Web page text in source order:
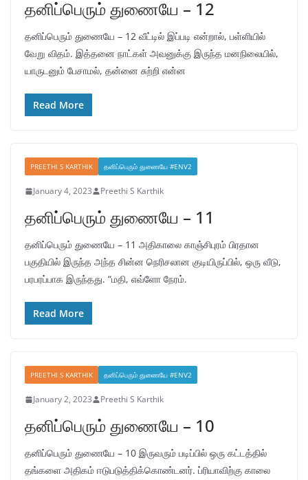
தனிப்பெரும் துணையே – 12
தனிப்பெரும் துணையே – 12 வீட்டில் இப்படி என்றால், பள்ளியில்
வேறு விதம். இத்தனை நாட்கள் அவனுக்கு இருந்த மனநிலையில்,
யாருடனும் பேசாமல், தன்னை சுற்றி என்ன
Read More
PREETHI S KARTHIK தனிப்பெரும் துணையே #ENV2
January 4, 2023 Preethi S Karthik
தனிப்பெரும் துணையே – 11
தனிப்பெரும் துணையே – 11 அதிகாலை காஞ்சிபுரம் பிரதான
பகுதியில் இருந்த அந்த சின்ன நெரிசலான குடியிருப்பில், ஒரு வீடு,
பரபரப்பாக இருந்தது. “மதி, எவ்ளோ நேரம்.
Read More
PREETHI S KARTHIK தனிப்பெரும் துணையே #ENV2
January 2, 2023 Preethi S Karthik
தனிப்பெரும் துணையே – 10
தனிப்பெரும் துணையே – 10 இருவரும் படிப்பில் ஒரு கட்டத்தில்
தங்களை அதிகம் ஈடுபடுத்திக்கொண்டனர். ப்ரியாவிற்கு காலை